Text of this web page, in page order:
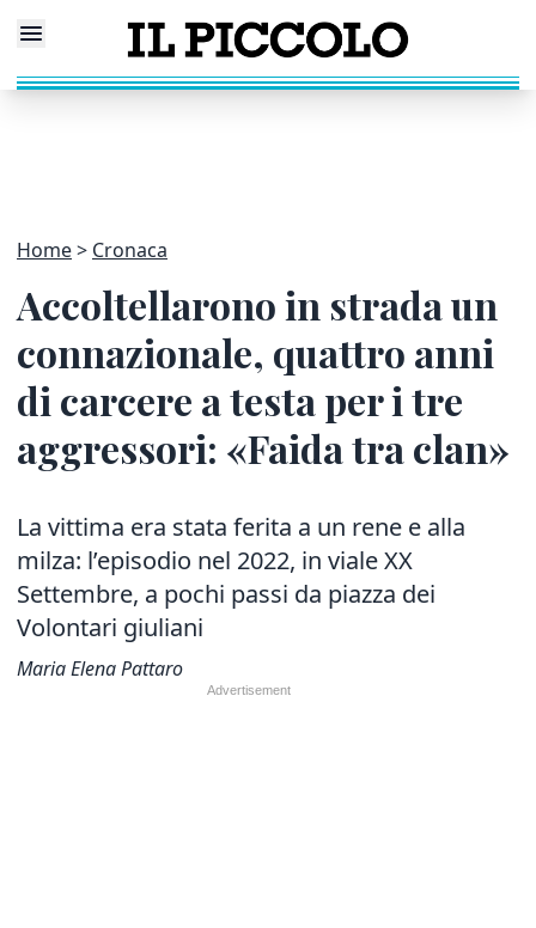
Home Cronaca
Accoltellarono in strada un
connazionale, quattro anni
di carcere a testa per i tre
aggressori: «Faida tra clan»
La vittima era stata ferita a un rene e alla
milza: l’episodio nel 2022, in viale XX
Settembre, a pochi passi da piazza dei
Volontari giuliani
Maria Elena Pattaro